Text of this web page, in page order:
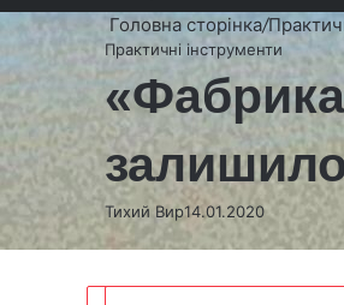
Головна сторінка/
Практичні інструменти
«Фабрика
Тихий Вир14.01.2020